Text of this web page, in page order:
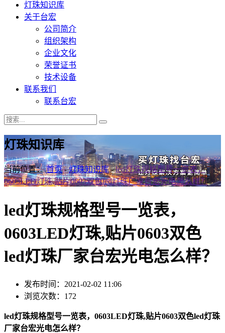
灯珠知识库
关于台宏
公司简介
组织架构
企业文化
荣誉证书
技术设备
联系我们
联系台宏
灯珠知识库
当前位置：首页-灯珠知识库-led灯珠规格型号一览表，
0603LED灯珠,贴片0603双色led灯珠厂家台宏光电怎么样？
led灯珠规格型号一览表，
0603LED灯珠,贴片0603双色
led灯珠厂家台宏光电怎么样？
发布时间：2021-02-02 11:06
浏览次数：172
led灯珠规格型号一览表，0603LED灯珠,贴片0603双色led灯珠
厂家台宏光电怎么样？